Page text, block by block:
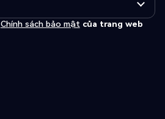
Chính sách bảo mật của trang web